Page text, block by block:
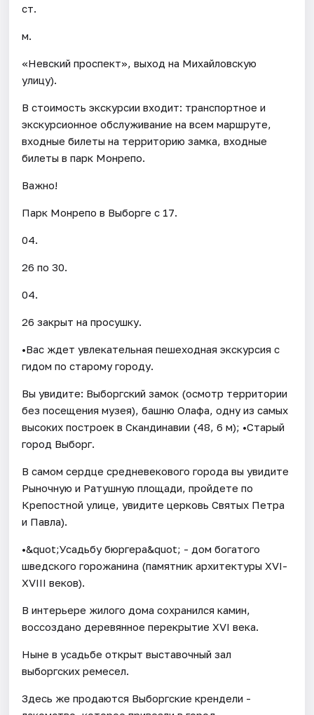
ст.
м.
«Невский проспект», выход на Михайловскую
улицу).
В стоимость экскурсии входит: транспортное и
экскурсионное обслуживание на всем маршруте,
входные билеты на территорию замка, входные
билеты в парк Монрепо.
Важно!
Парк Монрепо в Выборге с 17.
04.
26 по 30.
04.
26 закрыт на просушку.
•Вас ждет увлекательная пешеходная экскурсия с
гидом по старому городу.
Вы увидите: Выборгский замок (осмотр территории
без посещения музея), башню Олафа, одну из самых
высоких построек в Скандинавии (48, 6 м); •Старый
город Выборг.
В самом сердце средневекового города вы увидите
Рыночную и Ратушную площади, пройдете по
Крепостной улице, увидите церковь Святых Петра
и Павла).
•&quot;Усадьбу бюргера&quot; - дом богатого
шведского горожанина (памятник архитектуры XVI-
XVIII веков).
В интерьере жилого дома сохранился камин,
воссоздано деревянное перекрытие XVI века.
Ныне в усадьбе открыт выставочный зал
выборгских ремесел.
Здесь же продаются Выборгские крендели -